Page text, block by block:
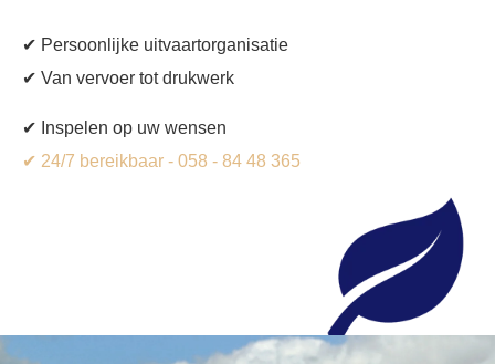
✔ Persoonlijke uitvaartorganisatie
✔ Van vervoer tot drukwerk
✔ Inspelen op uw wensen
✔ 24/7 bereikbaar - 058 - 84 48 365